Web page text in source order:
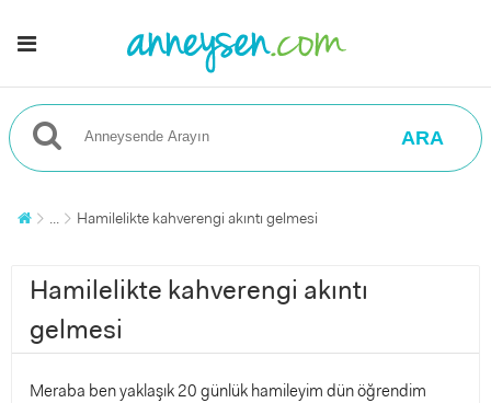
ARA
... Hamilelikte kahverengi akıntı gelmesi
Hamilelikte kahverengi akıntı
gelmesi
Meraba ben yaklaşık 20 günlük hamileyim dün öğrendim